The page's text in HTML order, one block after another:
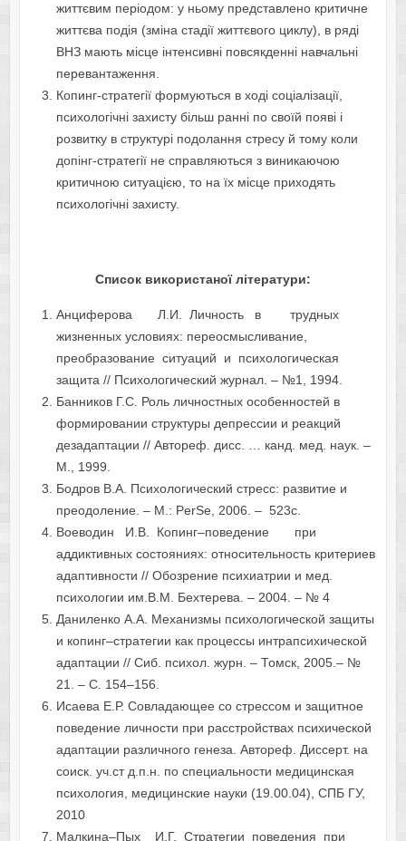
життєвим періодом: у ньому представлено критичне
життєва подія (зміна стадії життєвого циклу), в ряді
ВНЗ мають місце інтенсивні повсякденні навчальні
перевантаження.
Копинг-стратегії формуються в ході соціалізації,
психологічні захисту більш ранні по своїй появі і
розвитку в структурі подолання стресу й тому коли
допінг-стратегії не справляються з виникаючою
критичною ситуацією, то на їх місце приходять
психологічні захисту.
Список використаної літератури:
Анциферова Л.И. Личность в трудных
жизненных условиях: переосмысливание,
преобразование ситуаций и психологическая
защита // Психологический журнал. – №1, 1994.
Банников Г.С. Роль личностных особенностей в
формировании структуры депрессии и реакций
дезадаптации // Автореф. дисс. … канд. мед. наук. –
М., 1999.
Бодров В.А. Психологический стресс: развитие и
преодоление. – М.: PerSe, 2006. – 523с.
Воеводин И.В. Копинг–поведение при
аддиктивных состояниях: относительность критериев
адаптивности // Обозрение психиатрии и мед.
психологии им.В.М. Бехтерева. – 2004. – № 4
Даниленко А.А. Механизмы психологической защиты
и копинг–стратегии как процессы интрапсихическoй
адаптации // Сиб. психол. журн. – Томск, 2005.– №
21. – С. 154–156.
Исаева Е.Р. Совладающее со стрессом и защитное
поведение личности при расстройствах психической
адаптации различного генеза. Автореф. Диссерт. на
соиск. уч.ст д.п.н. по специальности медицинская
психология, медицинские науки (19.00.04), СПБ ГУ,
2010
Малкина–Пых И.Г. Стратегии поведения при